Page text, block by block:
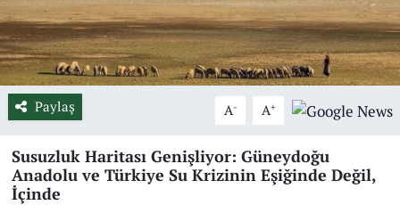
Paylaş A- A+
Susuzluk Haritası Genişliyor: Güneydoğu
Anadolu ve Türkiye Su Krizinin Eşiğinde Değil,
İçinde